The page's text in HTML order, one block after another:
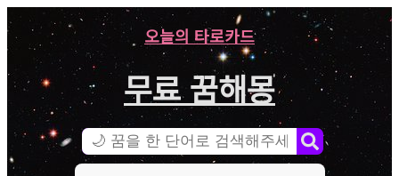
오늘의 타로카드
무료 꿈해몽